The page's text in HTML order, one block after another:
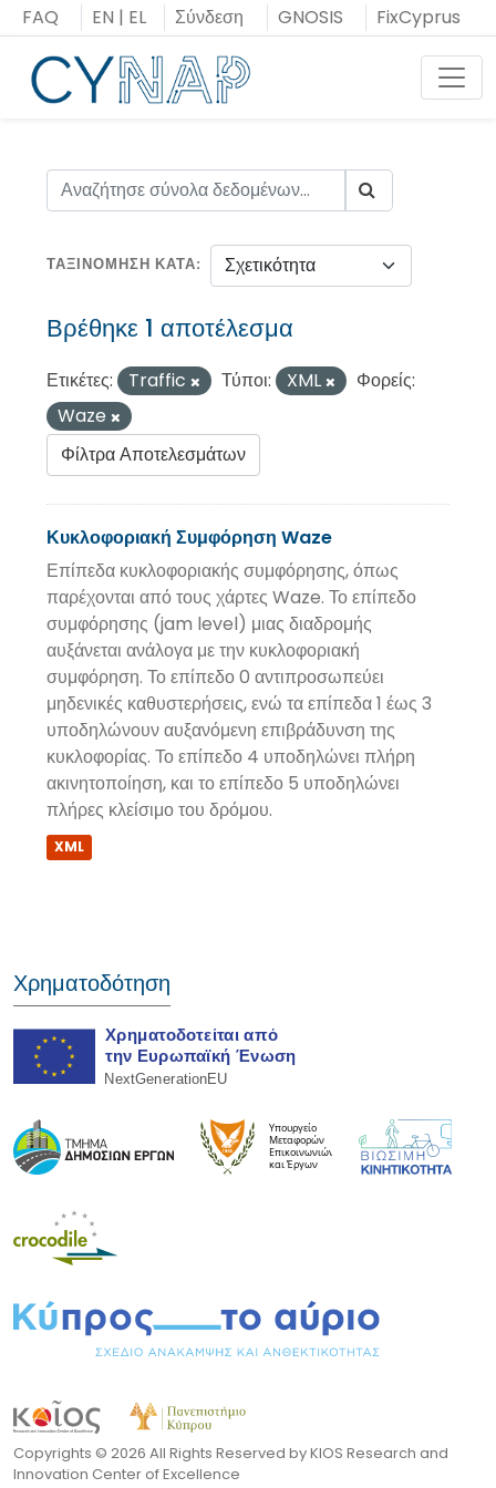
Μεταπήδηση
στο
περιεχόμενο
FAQ EN | EL Σύνδεση GNOSIS FixCyprus
ΤΑΞΙΝΌΜΗΣΗ ΚΑΤΆ
Βρέθηκε 1 αποτέλεσμα
Ετικέτες: Traffic Τύποι: XML
Φορείς:
Waze
Φίλτρα Αποτελεσμάτων
Κυκλοφοριακή Συμφόρηση Waze
Επίπεδα κυκλοφοριακής συμφόρησης, όπως
παρέχονται από τους χάρτες Waze. Το επίπεδο
συμφόρησης (jam level) μιας διαδρομής
αυξάνεται ανάλογα με την κυκλοφοριακή
συμφόρηση. Το επίπεδο 0 αντιπροσωπεύει
μηδενικές καθυστερήσεις, ενώ τα επίπεδα 1 έως 3
υποδηλώνουν αυξανόμενη επιβράδυνση της
κυκλοφορίας. Το επίπεδο 4 υποδηλώνει πλήρη
ακινητοποίηση, και το επίπεδο 5 υποδηλώνει
πλήρες κλείσιμο του δρόμου.
XML
Χρηματοδότηση
Copyrights © 2026 All Rights Reserved by KIOS Research and
Innovation Center of Excellence